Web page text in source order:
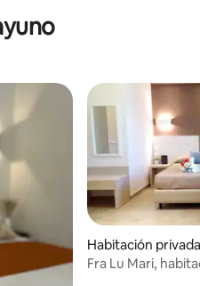
Habitación
o Capo
Fra Lu Mari,